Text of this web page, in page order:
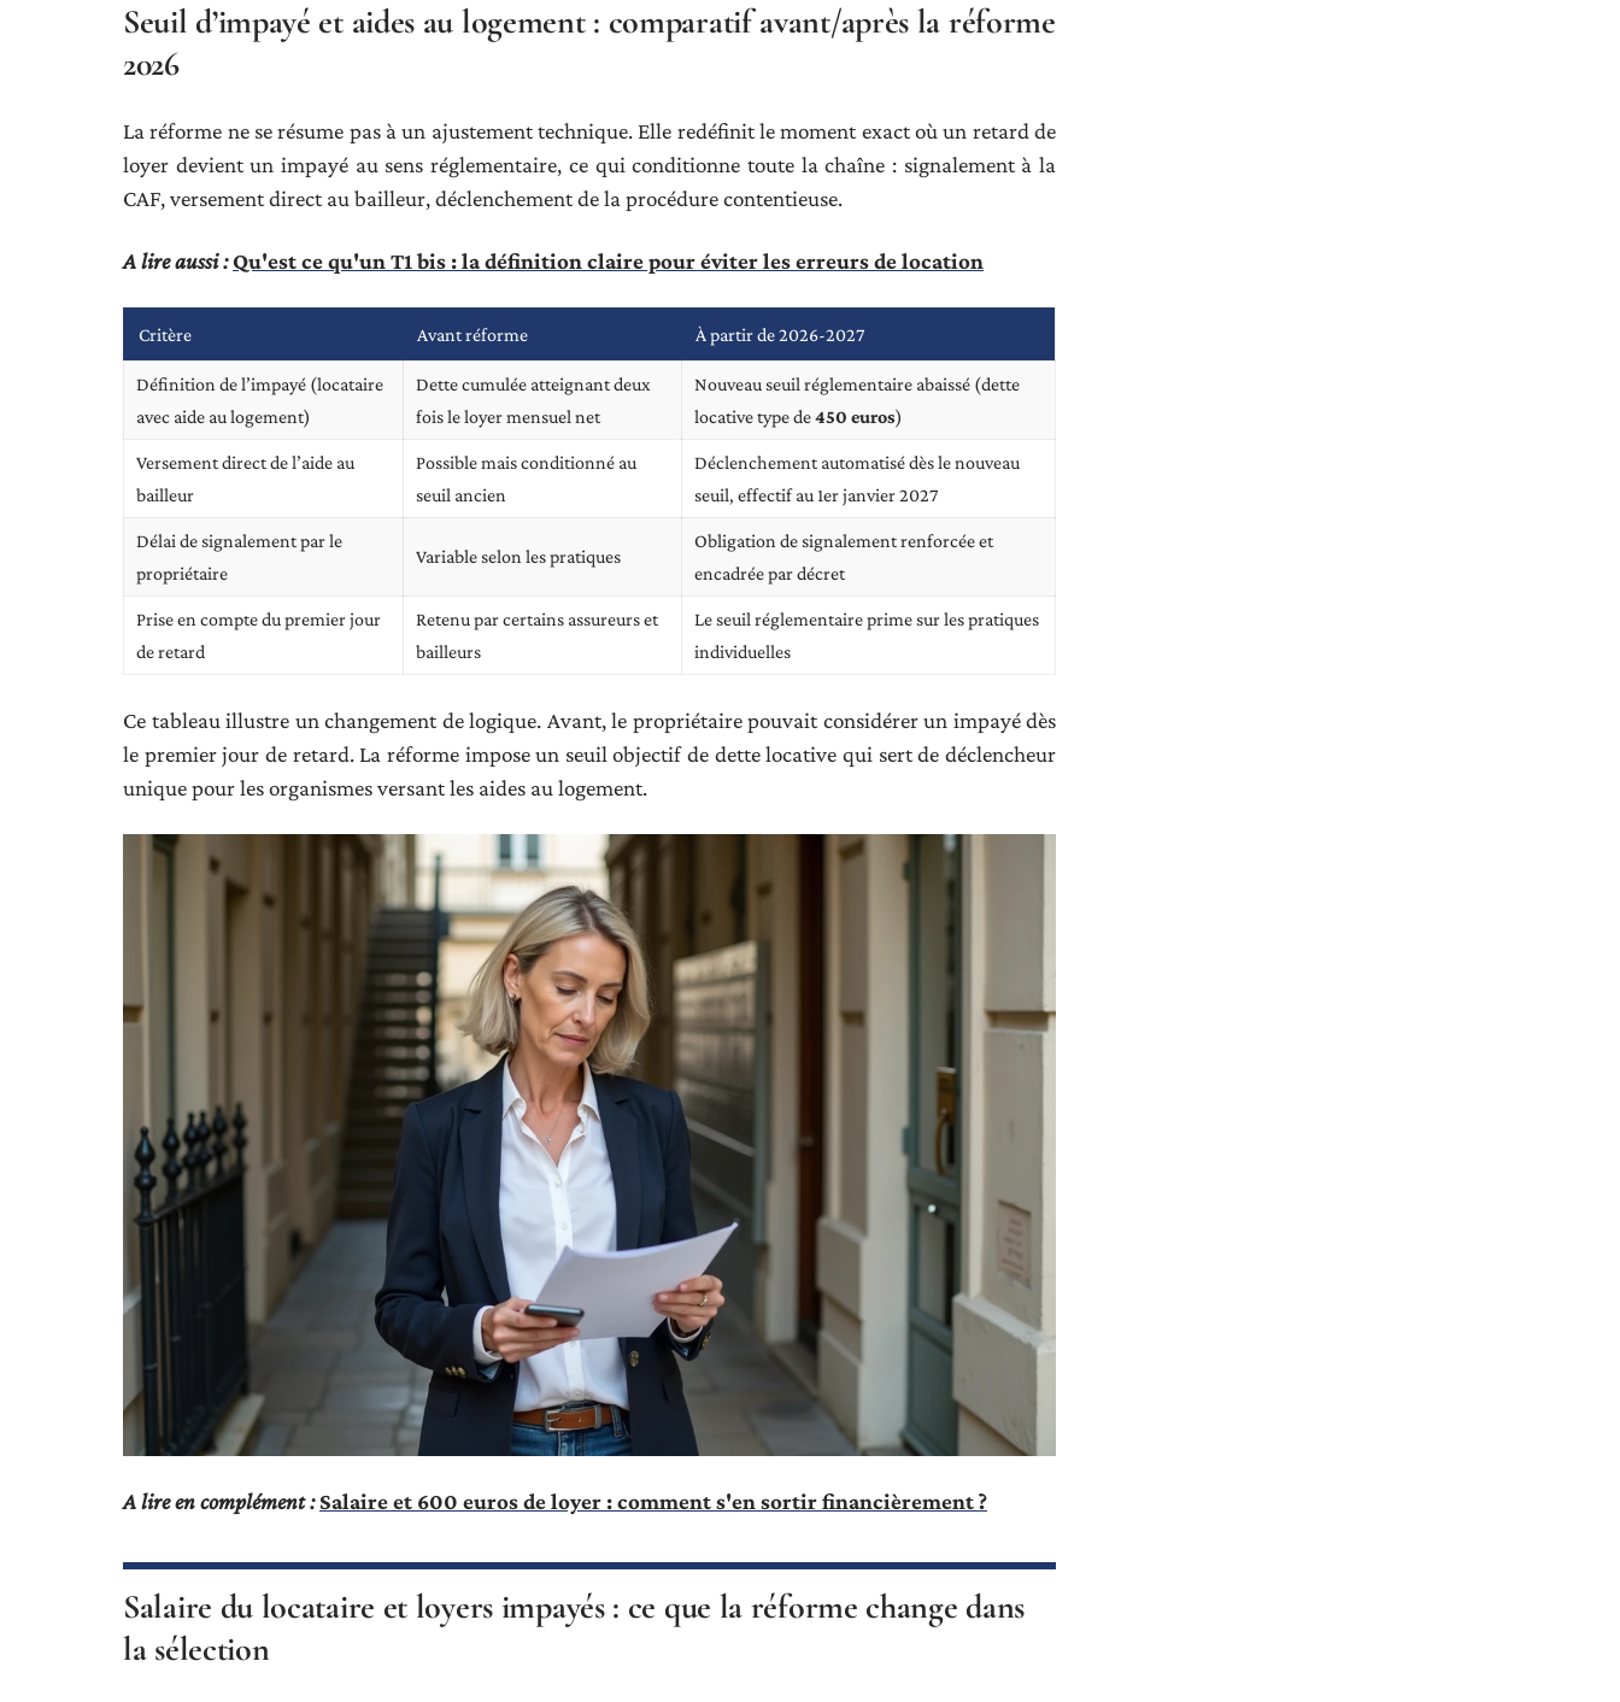
Seuil d’impayé et aides au logement : comparatif avant/après la réforme
2026
La réforme ne se résume pas à un ajustement technique. Elle redéfinit le moment exact où un retard de
loyer devient un impayé au sens réglementaire, ce qui conditionne toute la chaîne : signalement à la
CAF, versement direct au bailleur, déclenchement de la procédure contentieuse.
A lire aussi :Qu'est ce qu'un T1 bis : la définition claire pour éviter les erreurs de location
Critère Avant réforme À partir de 2026-2027
Définition de l’impayé (locataire
avec aide au logement)
Dette cumulée atteignant deux
fois le loyer mensuel net
Nouveau seuil réglementaire abaissé (dette
locative type de450 euros)
Versement direct de l’aide au
bailleur
Possible mais conditionné au
seuil ancien
Déclenchement automatisé dès le nouveau
seuil, effectif au 1er janvier 2027
Délai de signalement par le
propriétaire
Variable selon les pratiques
Obligation de signalement renforcée et
encadrée par décret
Prise en compte du premier jour
de retard
Retenu par certains assureurs et
bailleurs
Le seuil réglementaire prime sur les pratiques
individuelles
Ce tableau illustre un changement de logique. Avant, le propriétaire pouvait considérer un impayé dès
le premier jour de retard. La réforme impose un seuil objectif de dette locative qui sert de déclencheur
unique pour les organismes versant les aides au logement.
A lire en complément : Salaire et 600 euros de loyer : comment s'en sortir financièrement ?
Salaire du locataire et loyers impayés : ce que la réforme change dans
la sélection